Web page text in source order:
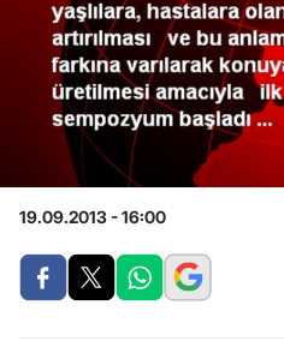
19.09.2013 - 16:00